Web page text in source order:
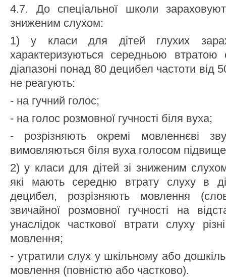
4.7. До спеціальної школи
зниженим слухом:
1) у класи для дітей глухих
характеризуються середньою
діапазоні понад 80 децибел частоти від
не реагують:
- на гучний голос;
- на голос розмовної гучності біля вуха;
- розрізняють окремі
вимовляються біля вуха голосом
2) у класи для дітей зі зниженим
які мають середню втрату слуху в
децибел, розрізняють мовлення
звичайної розмовної гучності на
унаслідок часткової втрати слуху
мовлення;
- утратили слух у шкільному або
мовлення (повністю або частково).